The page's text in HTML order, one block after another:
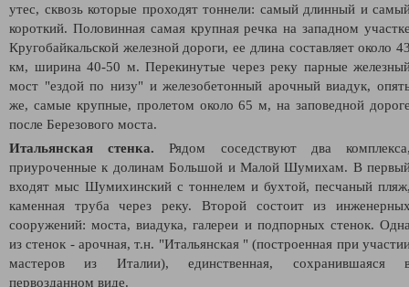
утес, сквозь которые проходят тоннели: самый длинный и
короткий. Половинная самая крупная речка на западном
Кругобайкальской железной дороги, ее длина составляет около
км, ширина 40-50 м. Перекинутые через реку парные
мост "ездой по низу" и железобетонный арочный виадук,
же, самые крупные, пролетом около 65 м, на заповедной
после Березового моста.
Итальянская стенка. Рядом соседствуют два
приуроченные к долинам Большой и Малой Шумихам. В
входят мыс Шумихинский с тоннелем и бухтой, песчаный
каменная труба через реку. Второй состоит из
сооружений: моста, виадука, галереи и подпорных стенок.
из стенок - арочная, т.н. "Итальянская " (построенная при
мастеров из Италии), единственная, сохранившаяся
первозданном виде.